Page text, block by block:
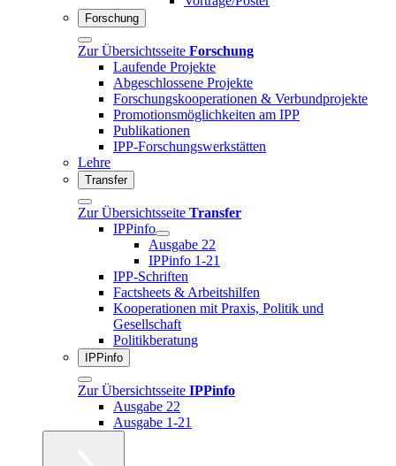
Forschung
Zur Übersichtsseite Forschung
Laufende Projekte
Abgeschlossene Projekte
Forschungskooperationen & Verbundprojekte
Promotionsmöglichkeiten am IPP
Publikationen
IPP-Forschungswerkstätten
Lehre
Transfer
Zur Übersichtsseite Transfer
IPPinfo
Ausgabe 22
IPPinfo 1-21
IPP-Schriften
Factsheets & Arbeitshilfen
Kooperationen mit Praxis, Politik und
Gesellschaft
Politikberatung
IPPinfo
Zur Übersichtsseite IPPinfo
Ausgabe 22
Ausgabe 1-21